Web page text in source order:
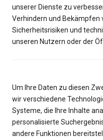
unserer Dienste zu
Verhindern und Bekämpfen
Sicherheitsrisiken und
unseren Nutzern oder der
Um Ihre Daten zu diesen
wir verschiedene
Systeme, die Ihre Inhalte
personalisierte
andere Funktionen